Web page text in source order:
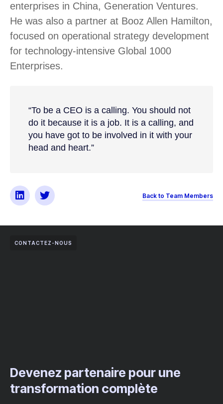
enterprises in China, Generation Ventures.
He was also a partner at Booz Allen Hamilton,
focused on operational strategy development
for technology-intensive Global 1000
Enterprises.
“To be a CEO is a calling. You should not
do it because it is a job. It is a calling, and
you have got to be involved in it with your
head and heart.”
Back to Team Members
CONTACTEZ-NOUS
Devenez partenaire pour une
transformation complète